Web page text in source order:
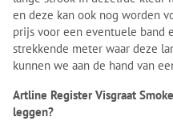
en deze kan ook nog worden
prijs voor een eventuele band
strekkende meter waar deze
kunnen we aan de hand van
Artline Register Visgraat
leggen?